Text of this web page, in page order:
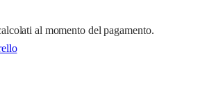
al momento del pagamento.